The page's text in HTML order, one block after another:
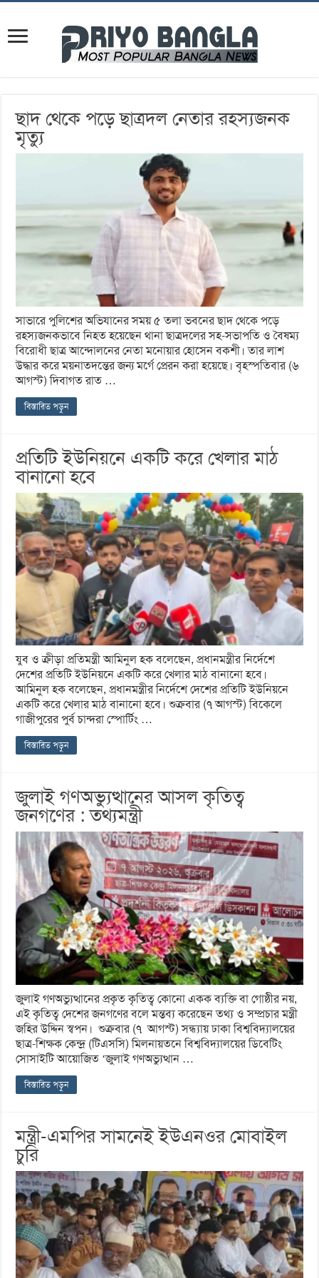
ছাদ থেকে পড়ে ছাত্রদল নেতার রহস্যজনক
মৃত্যু
সাভারে পুলিশের অভিযানের সময় ৫ তলা ভবনের ছাদ থেকে পড়ে
রহস্যজনকভাবে নিহত হয়েছেন থানা ছাত্রদলের সহ-সভাপতি ও বৈষম্য
বিরোধী ছাত্র আন্দোলনের নেতা মনোয়ার হোসেন বকশী। তার লাশ
উদ্ধার করে ময়নাতদন্তের জন্য মর্গে প্রেরন করা হয়েছে। বৃহস্পতিবার (৬
আগস্ট) দিবাগত রাত …
বিস্তারিত পড়ুন
প্রতিটি ইউনিয়নে একটি করে খেলার মাঠ
বানানো হবে
যুব ও ক্রীড়া প্রতিমন্ত্রী আমিনুল হক বলেছেন, প্রধানমন্ত্রীর নির্দেশে
দেশের প্রতিটি ইউনিয়নে একটি করে খেলার মাঠ বানানো হবে।
আমিনুল হক বলেছেন, প্রধানমন্ত্রীর নির্দেশে দেশের প্রতিটি ইউনিয়নে
একটি করে খেলার মাঠ বানানো হবে। শুক্রবার (৭ আগস্ট) বিকেলে
গাজীপুরের পুর্ব চান্দরা স্পোর্টিং …
বিস্তারিত পড়ুন
জুলাই গণঅভ্যুত্থানের আসল কৃতিত্ব
জনগণের : তথ্যমন্ত্রী
জুলাই গণঅভ্যুত্থানের প্রকৃত কৃতিত্ব কোনো একক ব্যক্তি বা গোষ্ঠীর নয়,
এই কৃতিত্ব দেশের জনগণের বলে মন্তব্য করেছেন তথ্য ও সম্প্রচার মন্ত্রী
জহির উদ্দিন স্বপন। শুক্রবার (৭ আগস্ট) সন্ধ্যায় ঢাকা বিশ্ববিদ্যালয়ের
ছাত্র-শিক্ষক কেন্দ্র (টিএসসি) মিলনায়তনে বিশ্ববিদ্যালয়ের ডিবেটিং
সোসাইটি আয়োজিত ‘জুলাই গণঅভ্যুত্থান …
বিস্তারিত পড়ুন
মন্ত্রী-এমপির সামনেই ইউএনওর মোবাইল
চুরি